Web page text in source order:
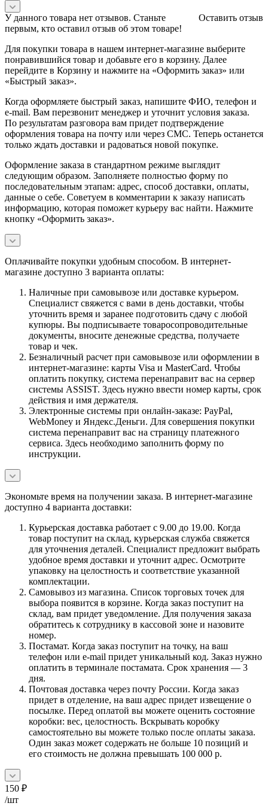
Оставить отзыв
У данного товара нет отзывов. Станьте
первым, кто оставил отзыв об этом товаре!
Для покупки товара в нашем интернет-магазине выберите
понравившийся товар и добавьте его в корзину. Далее
перейдите в Корзину и нажмите на «Оформить заказ» или
«Быстрый заказ».
Когда оформляете быстрый заказ, напишите ФИО, телефон и
e-mail. Вам перезвонит менеджер и уточнит условия заказа.
По результатам разговора вам придет подтверждение
оформления товара на почту или через СМС. Теперь останется
только ждать доставки и радоваться новой покупке.
Оформление заказа в стандартном режиме выглядит
следующим образом. Заполняете полностью форму по
последовательным этапам: адрес, способ доставки, оплаты,
данные о себе. Советуем в комментарии к заказу написать
информацию, которая поможет курьеру вас найти. Нажмите
кнопку «Оформить заказ».
Оплачивайте покупки удобным способом. В интернет-
магазине доступно 3 варианта оплаты:
Наличные при самовывозе или доставке курьером.
Специалист свяжется с вами в день доставки, чтобы
уточнить время и заранее подготовить сдачу с любой
купюры. Вы подписываете товаросопроводительные
документы, вносите денежные средства, получаете
товар и чек.
Безналичный расчет при самовывозе или оформлении в
интернет-магазине: карты Visa и MasterCard. Чтобы
оплатить покупку, система перенаправит вас на сервер
системы ASSIST. Здесь нужно ввести номер карты, срок
действия и имя держателя.
Электронные системы при онлайн-заказе: PayPal,
WebMoney и Яндекс.Деньги. Для совершения покупки
система перенаправит вас на страницу платежного
сервиса. Здесь необходимо заполнить форму по
инструкции.
Экономьте время на получении заказа. В интернет-магазине
доступно 4 варианта доставки:
Курьерская доставка работает с 9.00 до 19.00. Когда
товар поступит на склад, курьерская служба свяжется
для уточнения деталей. Специалист предложит выбрать
удобное время доставки и уточнит адрес. Осмотрите
упаковку на целостность и соответствие указанной
комплектации.
Самовывоз из магазина. Список торговых точек для
выбора появится в корзине. Когда заказ поступит на
склад, вам придет уведомление. Для получения заказа
обратитесь к сотруднику в кассовой зоне и назовите
номер.
Постамат. Когда заказ поступит на точку, на ваш
телефон или e-mail придет уникальный код. Заказ нужно
оплатить в терминале постамата. Срок хранения — 3
дня.
Почтовая доставка через почту России. Когда заказ
придет в отделение, на ваш адрес придет извещение о
посылке. Перед оплатой вы можете оценить состояние
коробки: вес, целостность. Вскрывать коробку
самостоятельно вы можете только после оплаты заказа.
Один заказ может содержать не больше 10 позиций и
его стоимость не должна превышать 100 000 р.
150 ₽
/шт